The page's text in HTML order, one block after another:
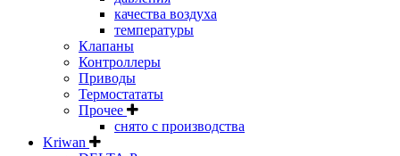
качества воздуха
температуры
Клапаны
Контроллеры
Приводы
Термостататы
Прочее
снято с производства
Kriwan